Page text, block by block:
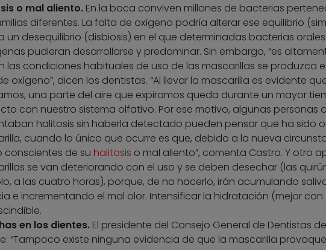
o mal aliento.En la boca conviven millones de bacterias
diferentes. La falta de oxígeno podría alterar ese equilibrio
un desequilibrio (disbiosis) en el que determinadas bacterias
pudieran desarrollarse y predominar. Sin embargo, “es
las condiciones habituales de uso de las mascarillas se produzca
oxígeno”, dicen los dentistas. “Al llevar la mascarilla es evidente
una parte del aire que expiramos queda durante un mayor
con nuestro sistema olfativo. Por ese motivo, algunas personas
halitosis sin haberla detectado pueden pensar que ha sido
cuando lo único que ocurre es que, debido a la nueva
conscientes de su halitosis o mal aliento”, comenta Castro. Y otro
se van deteriorando con el uso y se deben desechar (las
a las cuatro horas), porque, de no hacerlo, irán acumulando
e incrementando el mal olor. Intensificar la hidratación (mejor
en los dientes.El presidente del Consejo General de Dentistas
“Tampoco existe ninguna evidencia de que la mascarilla